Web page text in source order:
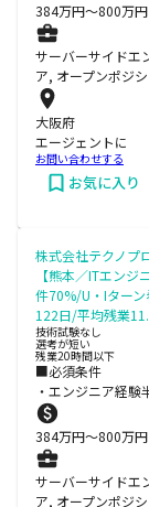
384万円〜800万円
サーバーサイドエ
ア, オープンポジ
大阪府
エージェントに
お問い合わせする
お気に入り
株式会社テクノプ
【熊本／ITエン
件70%/U・Iター
122日/平均残業
技術試験なし
選考が短い
残業20時間以下
■必須条件
・エンジニア経
384万円〜800万円
サーバーサイドエ
ア, オープンポジ